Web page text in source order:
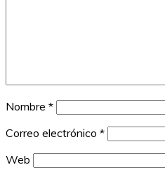
Nombre *
Correo electrónico *
Web